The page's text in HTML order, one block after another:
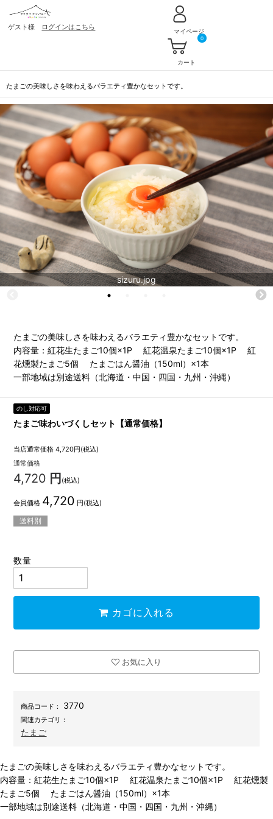
ゲスト様 ログインはこちら マイページ
カート
0
たまごの美味しさを味わえるバラエティ豊かなセットです。
sizuru.jpg
たまごの美味しさを味わえるバラエティ豊かなセットです。
内容量：紅花生たまご10個×1P 紅花温泉たまご10個×1P 紅
花燻製たまご5個 たまごはん醤油（150ml）×1本
一部地域は別途送料（北海道・中国・四国・九州・沖縄）
のし対応可
たまご味わいづくしセット【通常価格】
当店通常価格 4,720円(税込)
通常価格
4,720 円 (税込)
会員価格 4,720 円(税込)
送料別
数量
カゴに入れる
お気に入り
商品コード： 3770
関連カテゴリ：
たまご
たまごの美味しさを味わえるバラエティ豊かなセットです。
内容量：紅花生たまご10個×1P 紅花温泉たまご10個×1P 紅花燻製
たまご5個 たまごはん醤油（150ml）×1本
一部地域は別途送料（北海道・中国・四国・九州・沖縄）